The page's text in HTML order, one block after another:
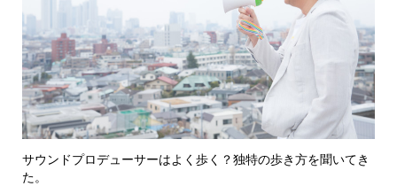
サウンドプロデューサーはよく歩く？独特の歩き方を聞いてき
た。